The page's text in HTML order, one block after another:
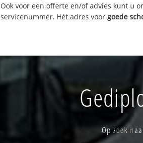
Ook voor een offerte en/of advies kunt u
servicenummer. Hét adres voorgoede
Op zoek